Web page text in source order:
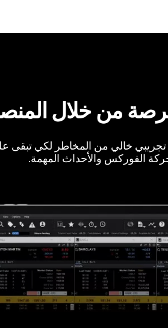
من خلال
خالي من المخاطر لكي تبقى
الفوركس والأحداث المهمة.